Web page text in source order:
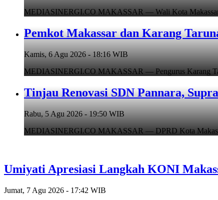
MEDIASINERGI.CO MAKASSAR — Wali Kota
Pemkot Makassar dan Karang
Kamis, 6 Agu 2026 - 18:16 WIB
MEDIASINERGI.CO MAKASSAR — Pengurus Karang
Tinjau Renovasi SDN Pannara,
Rabu, 5 Agu 2026 - 19:50 WIB
MEDIASINERGI.CO MAKASSAR — DPRD Kota
Umiyati Apresiasi Langkah KONI
Jumat, 7 Agu 2026 - 17:42 WIB